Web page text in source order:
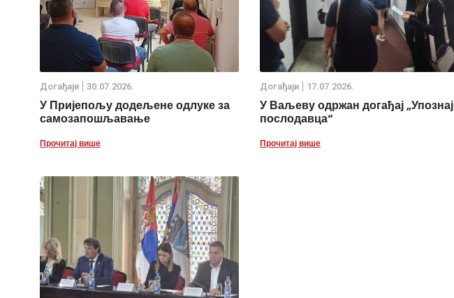
Дoгађаjи 30.07.2026.
У Пријепољу додељене одлуке за
самозапошљавање
Прочитај више
Дoгађаjи 17.07.2026.
У Ваљеву одржан догађај „Упознај
послодавца“
Прочитај више